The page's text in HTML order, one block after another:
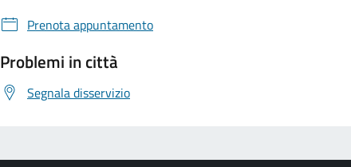
Prenota appuntamento
Problemi in città
Segnala disservizio